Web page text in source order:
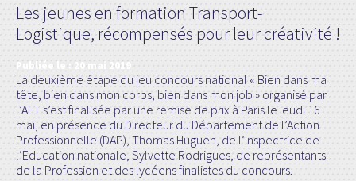
Les jeunes en formation Transport-
Logistique, récompensés pour leur créativité !
Publiée le : 20 mai 2019
La deuxième étape du jeu concours national « Bien dans ma
tête, bien dans mon corps, bien dans mon job » organisé par
l’AFT s’est finalisée par une remise de prix à Paris le jeudi 16
mai, en présence du Directeur du Département de l’Action
Professionnelle (DAP), Thomas Huguen, de l’Inspectrice de
l’Education nationale, Sylvette Rodrigues, de représentants
de la Profession et des lycéens finalistes du concours.